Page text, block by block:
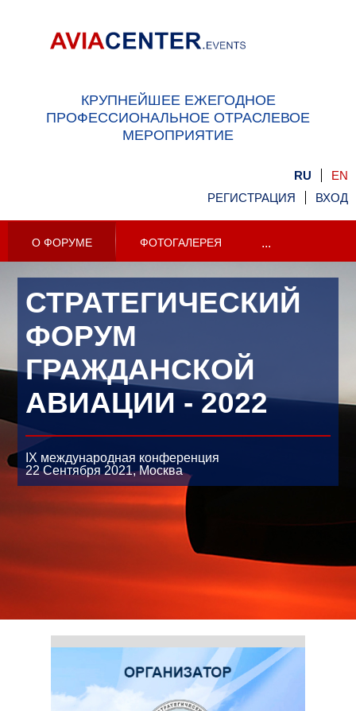
КРУПНЕЙШЕЕ ЕЖЕГОДНОЕ
ПРОФЕССИОНАЛЬНОЕ ОТРАСЛЕВОЕ
МЕРОПРИЯТИЕ
RU
EN
РЕГИСТРАЦИЯ
ВХОД
О ФОРУМЕ ФОТОГАЛЕРЕЯ ...
СТРАТЕГИЧЕСКИЙ
ФОРУМ
ГРАЖДАНСКОЙ
АВИАЦИИ - 2022
IX международная конференция
22 Сентября 2021, Москва